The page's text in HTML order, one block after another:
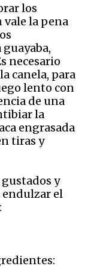
los
vale la pena
necesario
canela, para
lento con
de una
la
engrasada
tiras y
y
endulzar el